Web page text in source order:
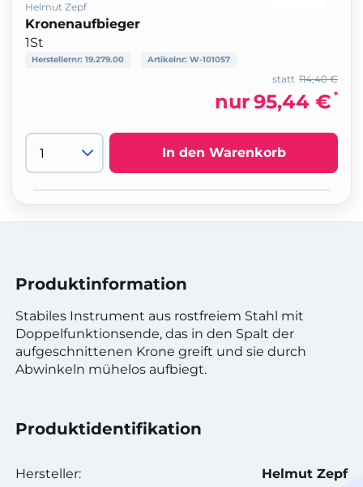
Helmut Zepf
Kronenaufbieger
1St
Herstellernr: 19.279.00 Artikelnr: W-101057
114,40 €
statt
nur95,44 € *
In den Warenkorb
Produktinformation
Stabiles Instrument aus rostfreiem Stahl mit
Doppelfunktionsende, das in den Spalt der
aufgeschnittenen Krone greift und sie durch
Abwinkeln mühelos aufbiegt.
Produktidentifikation
Hersteller: Helmut Zepf